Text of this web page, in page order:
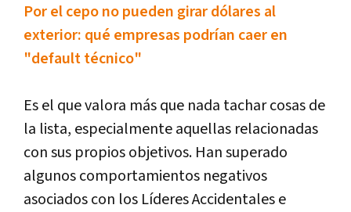
Por el cepo no pueden girar dólares al
exterior: qué empresas podrían caer en
"default técnico"
Es el que valora más que nada tachar cosas de
la lista, especialmente aquellas relacionadas
con sus propios objetivos. Han superado
algunos comportamientos negativos
asociados con los Líderes Accidentales e